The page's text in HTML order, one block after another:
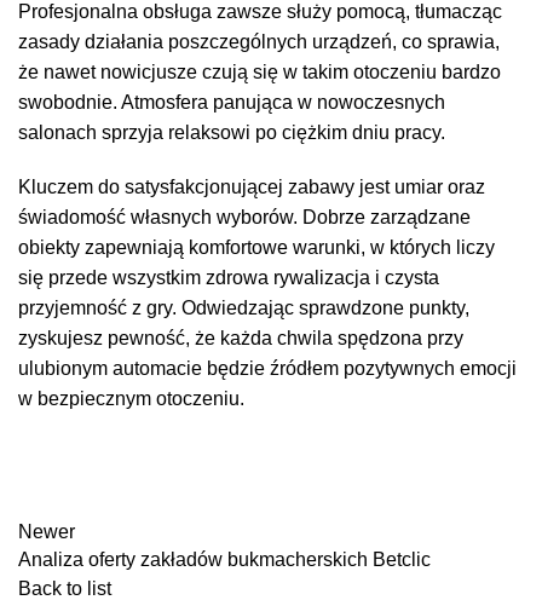
Profesjonalna obsługa zawsze służy pomocą, tłumacząc
zasady działania poszczególnych urządzeń, co sprawia,
że nawet nowicjusze czują się w takim otoczeniu bardzo
swobodnie. Atmosfera panująca w nowoczesnych
salonach sprzyja relaksowi po ciężkim dniu pracy.
Kluczem do satysfakcjonującej zabawy jest umiar oraz
świadomość własnych wyborów. Dobrze zarządzane
obiekty zapewniają komfortowe warunki, w których liczy
się przede wszystkim zdrowa rywalizacja i czysta
przyjemność z gry. Odwiedzając sprawdzone punkty,
zyskujesz pewność, że każda chwila spędzona przy
ulubionym automacie będzie źródłem pozytywnych emocji
w bezpiecznym otoczeniu.
Newer
Analiza oferty zakładów bukmacherskich Betclic
Back to list